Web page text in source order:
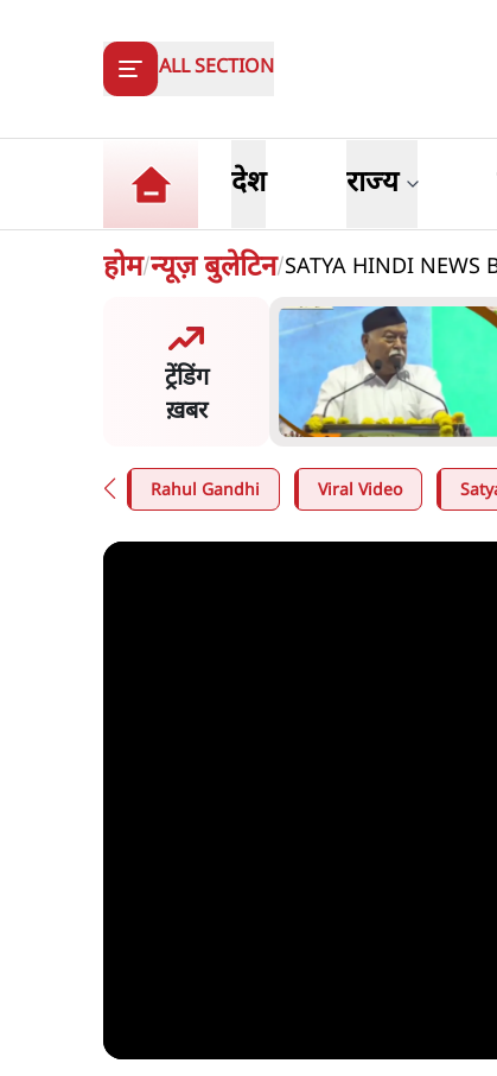
ALL SECTION
देश राज्य
होम/न्यूज़ बुलेटिन/SATYA HINDI NEWS
ट्रेंडिंग
ख़बर
राष्ट्र के चरित्र की मरम्मत
Rahul Gandhi Viral Video